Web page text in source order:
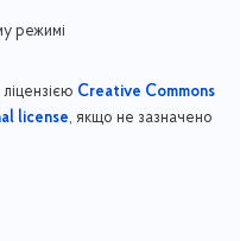
режимі
Creative Commons
license, якщо не зазначено